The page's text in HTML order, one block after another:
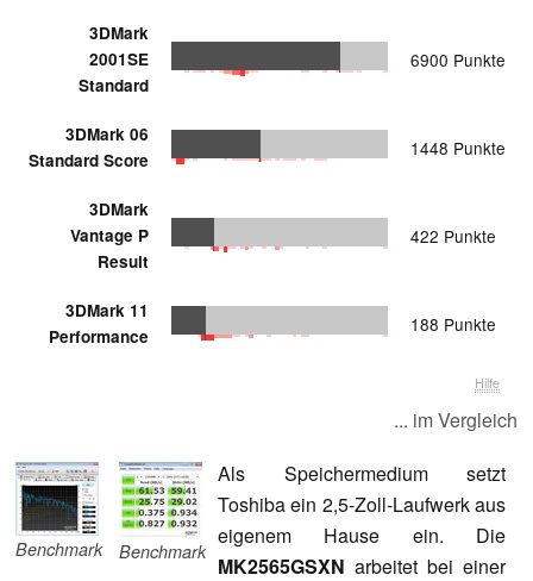
3DMark
2001SE
Standard
6900 Punkte
3DMark 06
Standard Score
1448 Punkte
3DMark
Vantage P
Result
422 Punkte
3DMark 11
Performance
188 Punkte
Hilfe
... im Vergleich
Benchmark Benchmark
Als Speichermedium setzt
Toshiba ein 2,5-Zoll-Laufwerk aus
eigenem Hause ein. Die
MK2565GSXN arbeitet bei einer